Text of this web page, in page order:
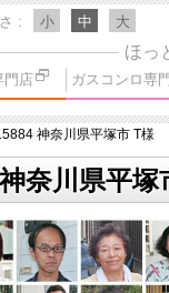
小 中 大
ほっ
門店 ガスコンロ専
神奈川県平塚市 T様
奈川県平塚